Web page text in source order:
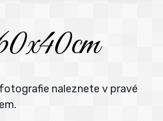
naleznete v pravé